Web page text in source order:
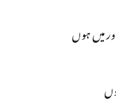
میں ہوں